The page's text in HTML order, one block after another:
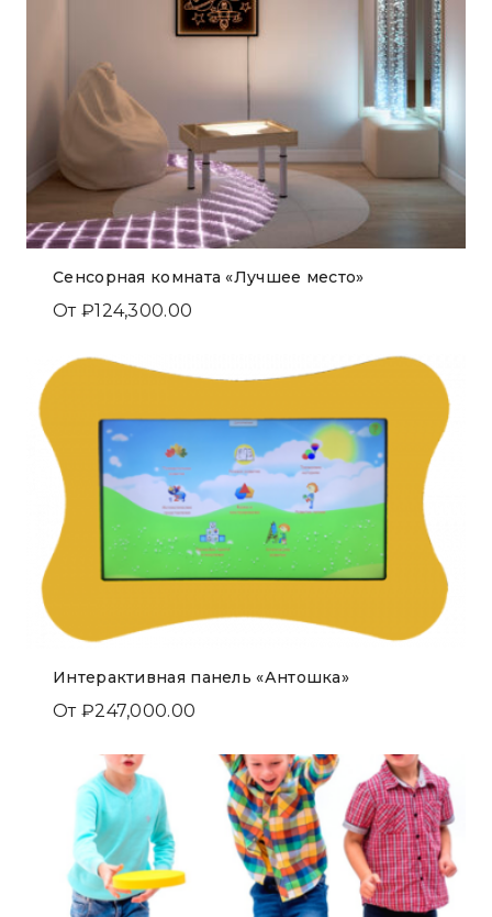
Сенсорная комната «Лучшее место»
От ₽124,300.00
Интерактивная панель «Антошка»
От ₽247,000.00